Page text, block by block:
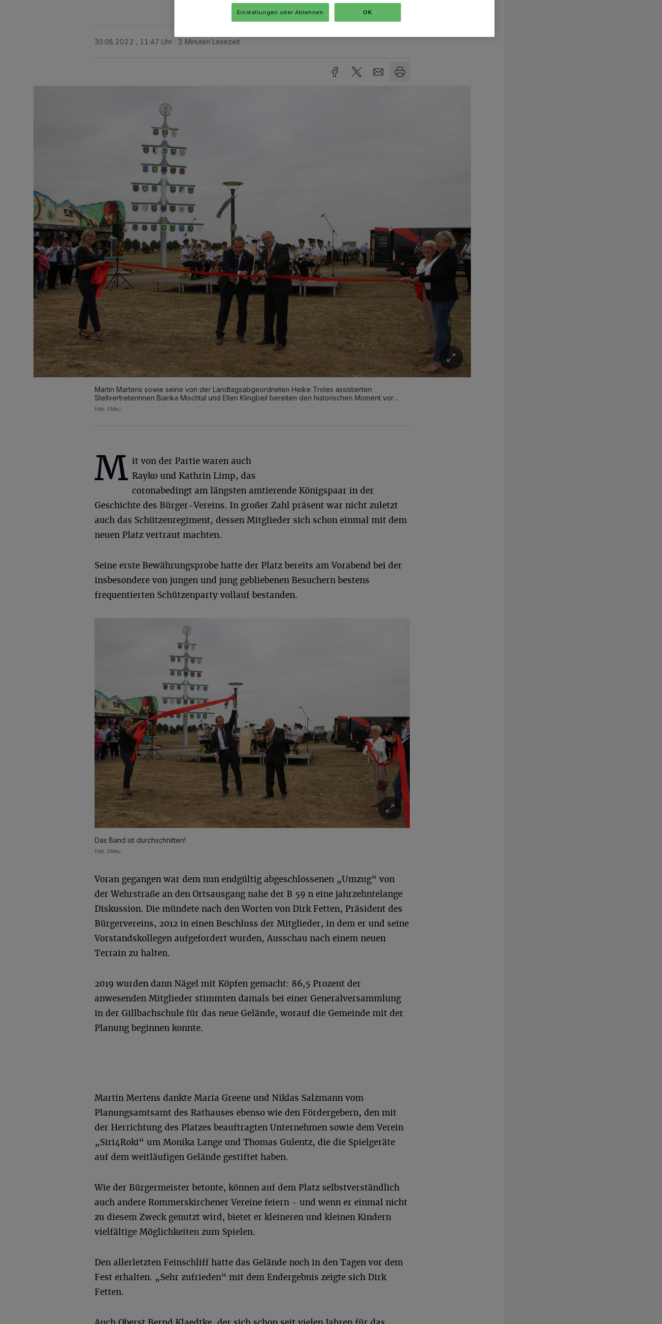
30.08.2022 , 11:47 Uhr 2 Minuten Lesezeit
Martin Martens sowie seine von der Landtagsabgeordneten Heike Troles assistierten
Stellvertreterinnen Bianka Mischtal und Ellen Klingbeil bereiten den historischen Moment vor...
Foto: SMeu.
M it von der Partie waren auch
Rayko und Kathrin Limp, das
coronabedingt am längsten amtierende Königspaar in der
Geschichte des Bürger-Vereins. In großer Zahl präsent war nicht zuletzt
auch das Schützenregiment, dessen Mitglieder sich schon einmal mit dem
neuen Platz vertraut machten.
Seine erste Bewährungsprobe hatte der Platz bereits am Vorabend bei der
insbesondere von jungen und jung gebliebenen Besuchern bestens
frequentierten Schützenparty vollauf bestanden.
Das Band ist durchschnitten!
Foto: SMeu.
Voran gegangen war dem nun endgültig abgeschlossenen „Umzug“ von
der Wehrstraße an den Ortsausgang nahe der B 59 n eine jahrzehntelange
Diskussion. Die mündete nach den Worten von Dirk Fetten, Präsident des
Bürgervereins, 2012 in einen Beschluss der Mitglieder, in dem er und seine
Vorstandskollegen aufgefordert wurden, Ausschau nach einem neuen
Terrain zu halten.
2019 wurden dann Nägel mit Köpfen gemacht: 86,5 Prozent der
anwesenden Mitglieder stimmten damals bei einer Generalversammlung
in der Gillbachschule für das neue Gelände, worauf die Gemeinde mit der
Planung beginnen konnte.
Martin Mertens dankte Maria Greene und Niklas Salzmann vom
Planungsamtsamt des Rathauses ebenso wie den Fördergebern, den mit
der Herrichtung des Platzes beauftragten Unternehmen sowie dem Verein
„Siri4Roki“ um Monika Lange und Thomas Gulentz, die die Spielgeräte
auf dem weitläufigen Gelände gestiftet haben.
Wie der Bürgermeister betonte, können auf dem Platz selbstverständlich
auch andere Rommerskirchener Vereine feiern - und wenn er einmal nicht
zu diesem Zweck genutzt wird, bietet er kleineren und kleinen Kindern
vielfältige Möglichkeiten zum Spielen.
Den allerletzten Feinschliff hatte das Gelände noch in den Tagen vor dem
Fest erhalten. „Sehr zufrieden“ mit dem Endergebnis zeigte sich Dirk
Fetten.
Einstellungen oder Ablehnen OK